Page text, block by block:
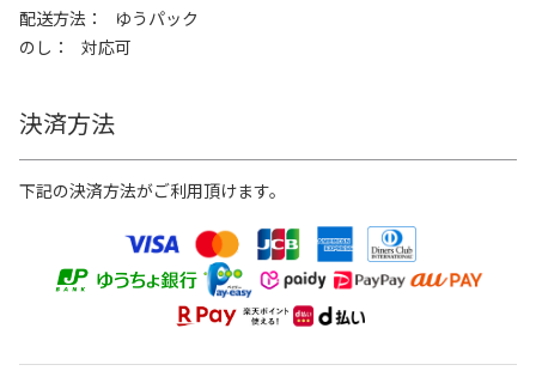
配送方法
ゆうパック
のし
対応可
決済方法
下記の決済方法がご利用頂けます。